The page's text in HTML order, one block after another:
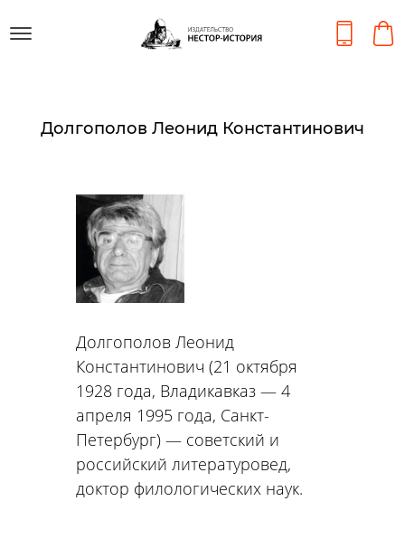
Долгополов Леонид Константинович
Долгополов Леонид
Константинович (21 октября
1928 года, Владикавказ — 4
апреля 1995 года, Санкт-
Петербург) — советский и
российский литературовед,
доктор филологических наук.